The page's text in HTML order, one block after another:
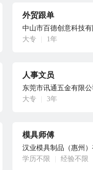
外贸跟单
中山市百德创意科技
大专
1年
人事文员
东莞市讯通五金有限
大专
3年
模具师傅
汉业模具制品（惠州
学历不限
经验不限